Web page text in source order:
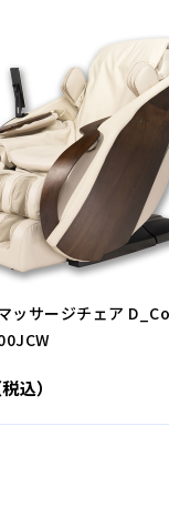
ッサージチェア
税込）